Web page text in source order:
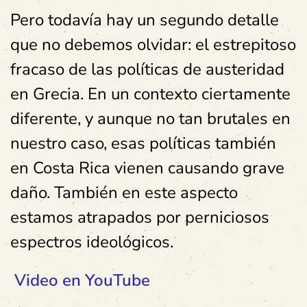
Pero todavía hay un segundo detalle
que no debemos olvidar: el estrepitoso
fracaso de las políticas de austeridad
en Grecia. En un contexto ciertamente
diferente, y aunque no tan brutales en
nuestro caso, esas políticas también
en Costa Rica vienen causando grave
daño. También en este aspecto
estamos atrapados por perniciosos
espectros ideológicos.
Video en YouTube